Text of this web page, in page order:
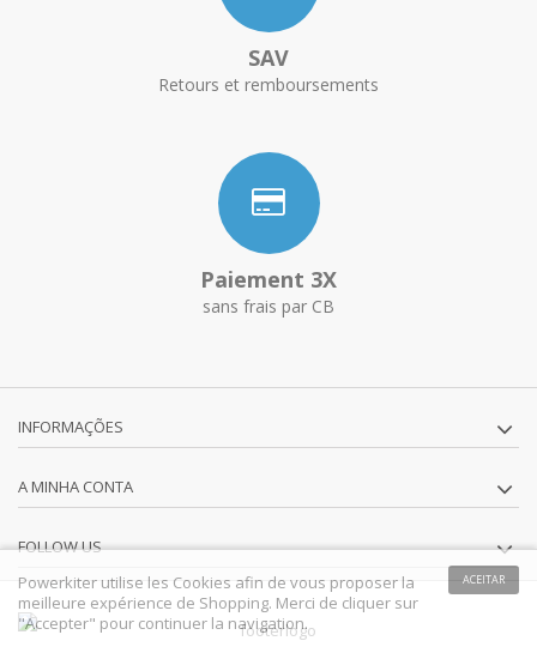
SAV
Retours et remboursements
Paiement 3X
sans frais par CB
INFORMAÇÕES
A MINHA CONTA
FOLLOW US
ACEITAR
Powerkiter utilise les Cookies afin de vous proposer la
meilleure expérience de Shopping. Merci de cliquer sur
"Accepter" pour continuer la navigation.